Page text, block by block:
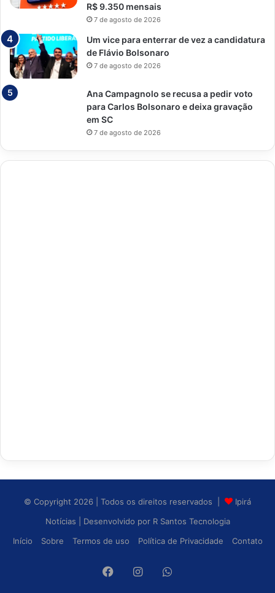
R$ 9.350 mensais
7 de agosto de 2026
Um vice para enterrar de vez a candidatura
de Flávio Bolsonaro
7 de agosto de 2026
Ana Campagnolo se recusa a pedir voto
para Carlos Bolsonaro e deixa gravação
em SC
7 de agosto de 2026
© Copyright 2026 | Todos os direitos reservados |
Ipirá
Notícias
| Desenvolvido por R Santos Tecnologia
Início
Sobre Termos de uso Política de Privacidade Contato
FacebookInstagramWhatsApp